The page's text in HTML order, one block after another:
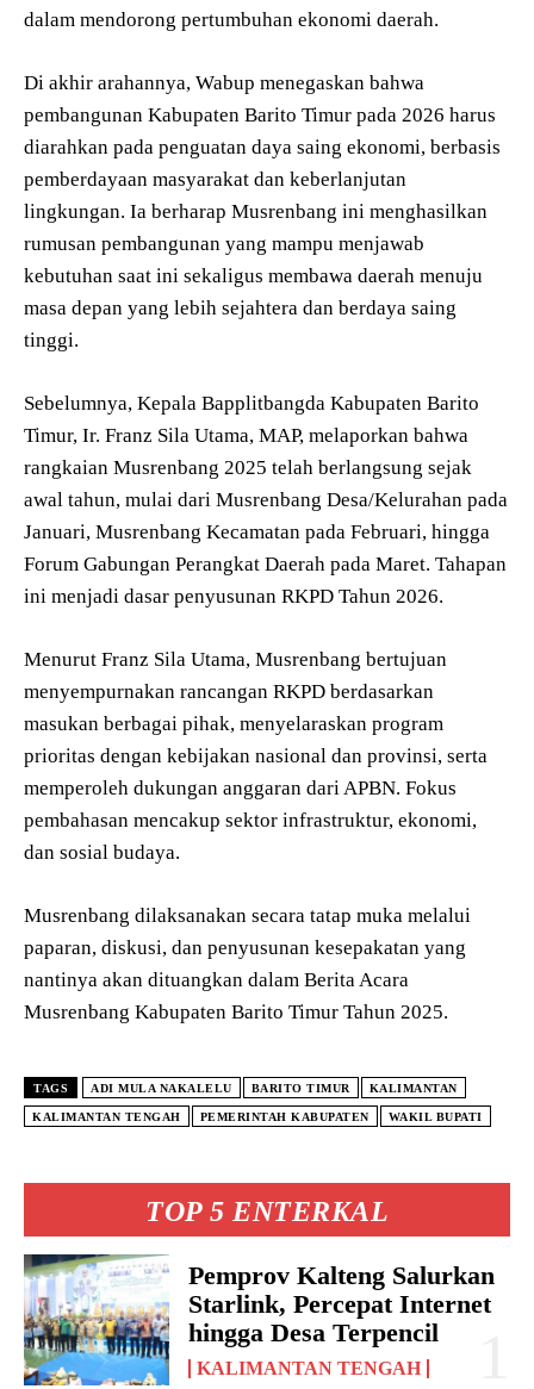
TOP 5 ENTERKAL
Pemprov Kalteng Salurkan
Starlink, Percepat Internet
hingga Desa Terpencil
KALIMANTAN TENGAH
dalam mendorong pertumbuhan ekonomi daerah.
Di akhir arahannya, Wabup menegaskan bahwa
pembangunan Kabupaten Barito Timur pada 2026 harus
diarahkan pada penguatan daya saing ekonomi, berbasis
pemberdayaan masyarakat dan keberlanjutan
lingkungan. Ia berharap Musrenbang ini menghasilkan
rumusan pembangunan yang mampu menjawab
kebutuhan saat ini sekaligus membawa daerah menuju
masa depan yang lebih sejahtera dan berdaya saing
tinggi.
Sebelumnya, Kepala Bapplitbangda Kabupaten Barito
Timur, Ir. Franz Sila Utama, MAP, melaporkan bahwa
rangkaian Musrenbang 2025 telah berlangsung sejak
awal tahun, mulai dari Musrenbang Desa/Kelurahan pada
Januari, Musrenbang Kecamatan pada Februari, hingga
Forum Gabungan Perangkat Daerah pada Maret. Tahapan
ini menjadi dasar penyusunan RKPD Tahun 2026.
Menurut Franz Sila Utama, Musrenbang bertujuan
menyempurnakan rancangan RKPD berdasarkan
masukan berbagai pihak, menyelaraskan program
prioritas dengan kebijakan nasional dan provinsi, serta
memperoleh dukungan anggaran dari APBN. Fokus
pembahasan mencakup sektor infrastruktur, ekonomi,
dan sosial budaya.
Musrenbang dilaksanakan secara tatap muka melalui
paparan, diskusi, dan penyusunan kesepakatan yang
nantinya akan dituangkan dalam Berita Acara
Musrenbang Kabupaten Barito Timur Tahun 2025.
TAGS ADI MULA NAKALELU BARITO TIMUR KALIMANTAN
KALIMANTAN TENGAH PEMERINTAH KABUPATEN WAKIL BUPATI